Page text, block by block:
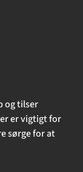
og tilser
er vigtigt for
sørge for at